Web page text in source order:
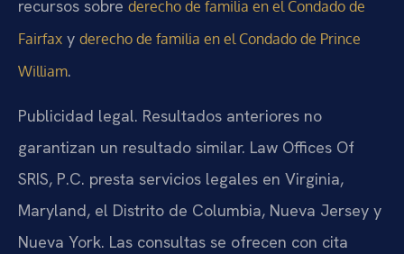
recursos sobre derecho de familia en el Condado de
Fairfax y derecho de familia en el Condado de Prince
William.
Publicidad legal. Resultados anteriores no
garantizan un resultado similar. Law Offices Of
SRIS, P.C. presta servicios legales en Virginia,
Maryland, el Distrito de Columbia, Nueva Jersey y
Nueva York. Las consultas se ofrecen con cita